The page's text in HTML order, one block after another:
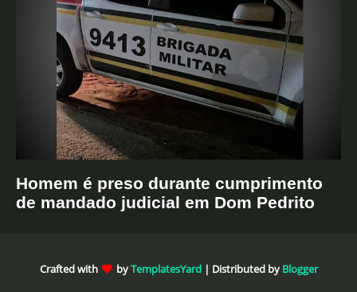
Homem é preso durante cumprimento
de mandado judicial em Dom Pedrito
Crafted with byTemplatesYard| Distributed by Blogger